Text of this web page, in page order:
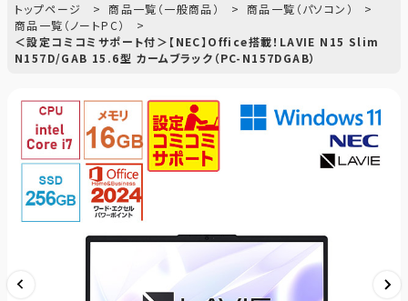
トップページ 商品一覧（一般商品）
商品一覧（パソコン）
商品一覧（ノートPC）
＜設定コミコミサポート付＞【NEC】Office搭載！LAVIE N15 Slim
N157D/GAB 15.6型 カームブラック（PC-N157DGAB）